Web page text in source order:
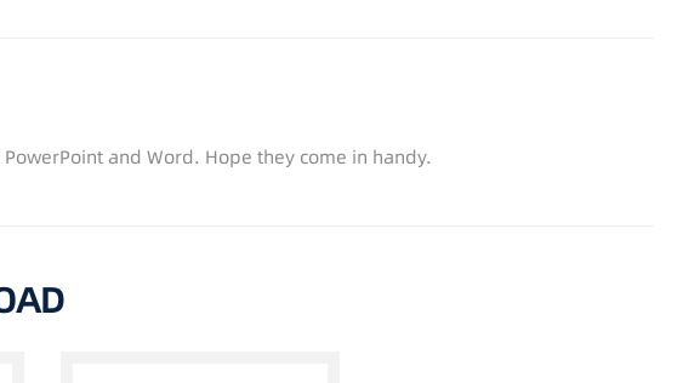
and Word. Hope they come in handy.